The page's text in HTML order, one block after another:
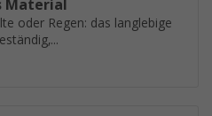
Material
oder Regen: das langlebige